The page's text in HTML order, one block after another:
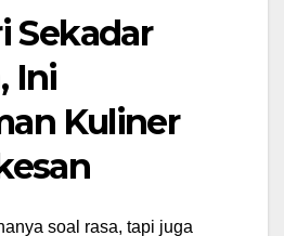
Sekadar
Ini
Kuliner
soal rasa, tapi juga